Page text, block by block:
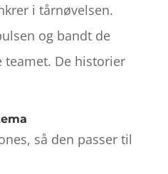
i tårnøvelsen.
og bandt de
teamet. De historier
så den passer til